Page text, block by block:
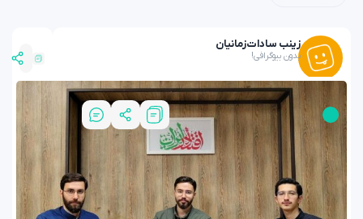
زینب ساداتزمانیان
بدون بیوگرافی!